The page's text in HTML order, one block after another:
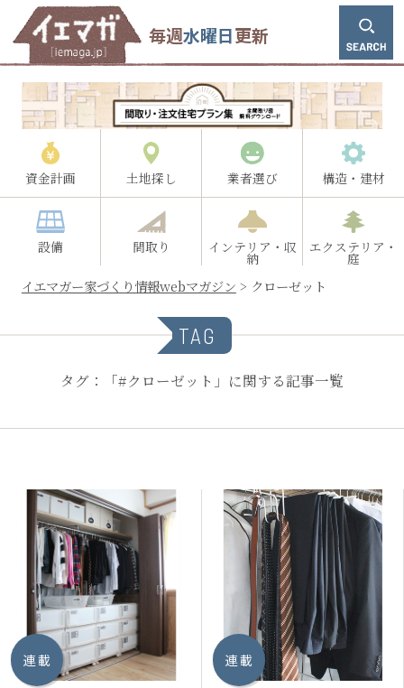
毎週水曜日更新
資金計画 土地探し 業者選び 構造・建材
設備 間取り インテリア・収
納
エクステリア・
庭
イエマガー家づくり情報webマガジン > クローゼット
TAG
タグ：「#クローゼット」に関する記事一覧
連 載 連 載